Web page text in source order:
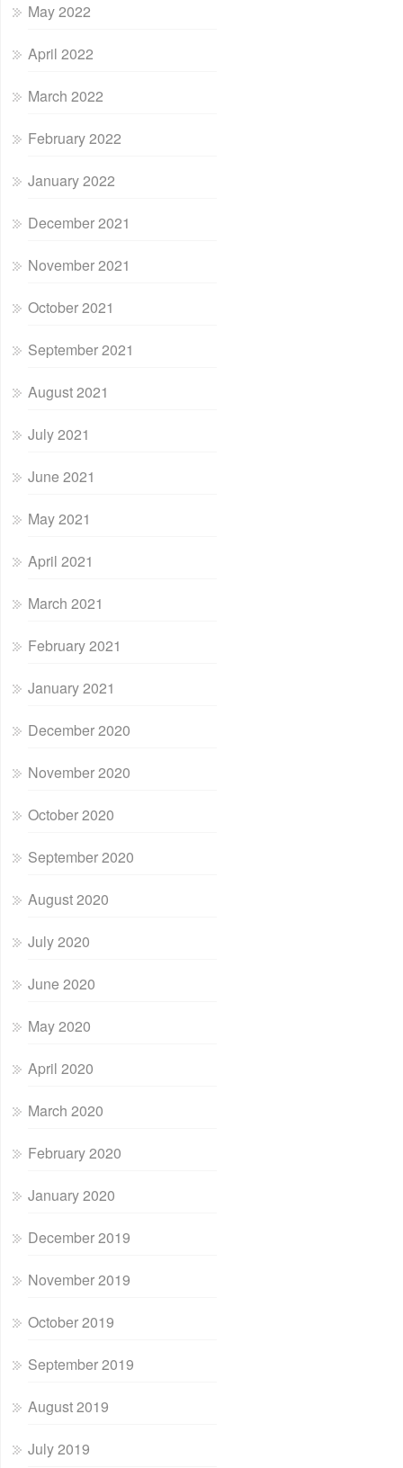
May 2022
April 2022
March 2022
February 2022
January 2022
December 2021
November 2021
October 2021
September 2021
August 2021
July 2021
June 2021
May 2021
April 2021
March 2021
February 2021
January 2021
December 2020
November 2020
October 2020
September 2020
August 2020
July 2020
June 2020
May 2020
April 2020
March 2020
February 2020
January 2020
December 2019
November 2019
October 2019
September 2019
August 2019
July 2019